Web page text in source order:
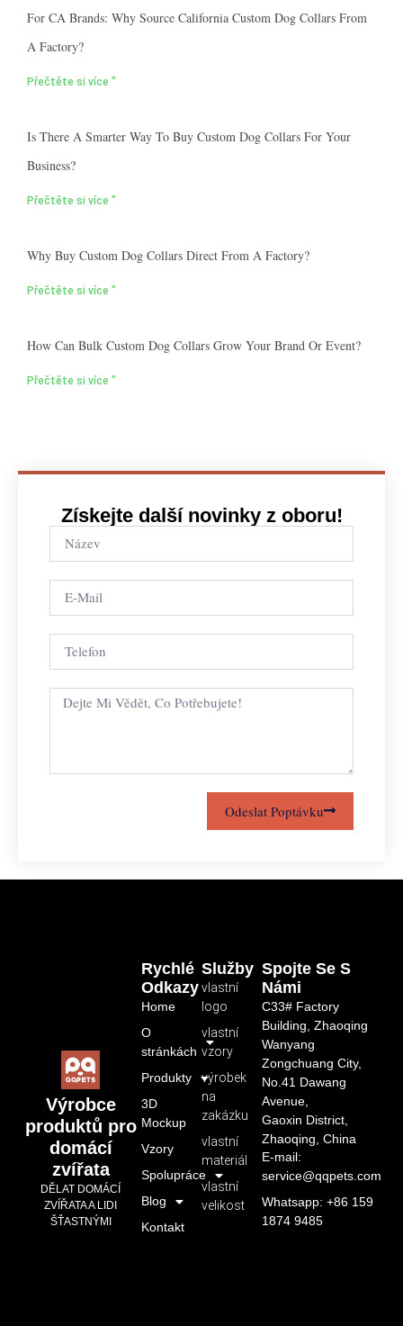
For CA Brands: Why Source California Custom Dog Collars From
A Factory?
Přečtěte si více "
Is There A Smarter Way To Buy Custom Dog Collars For Your
Business?
Přečtěte si více "
Why Buy Custom Dog Collars Direct From A Factory?
Přečtěte si více "
How Can Bulk Custom Dog Collars Grow Your Brand Or Event?
Přečtěte si více "
Získejte další novinky z oboru!
Odeslat Poptávku
Výrobce
produktů pro
domácí
zvířata
DĚLAT DOMÁCÍ
ZVÍŘATA A LIDI
ŠŤASTNÝMI
Služby
vlastní
logo
vlastní
vzory
výrobek
na
zakázku
vlastní
materiál
vlastní
velikost
Rychlé
Odkazy
Home
O
stránkách
Produkty
3D
Mockup
Vzory
Spolupráce
Blog
Kontakt
Spojte Se S
Námi
C33# Factory
Building, Zhaoqing
Wanyang
Zongchuang City,
No.41 Dawang
Avenue,
Gaoxin District,
Zhaoqing, China
E-mail:
service@qqpets.com
Whatsapp: +86 159
1874 9485